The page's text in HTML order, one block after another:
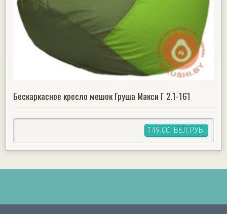
Бескаркасное кресло мешок Груша Макси Г 2.1-161
149.00 БЕЛ.РУБ.